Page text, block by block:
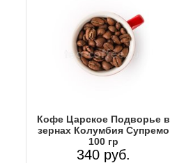
Кофе Царское Подворье в
зернах Колумбия Супремо
100 гр
340 руб.